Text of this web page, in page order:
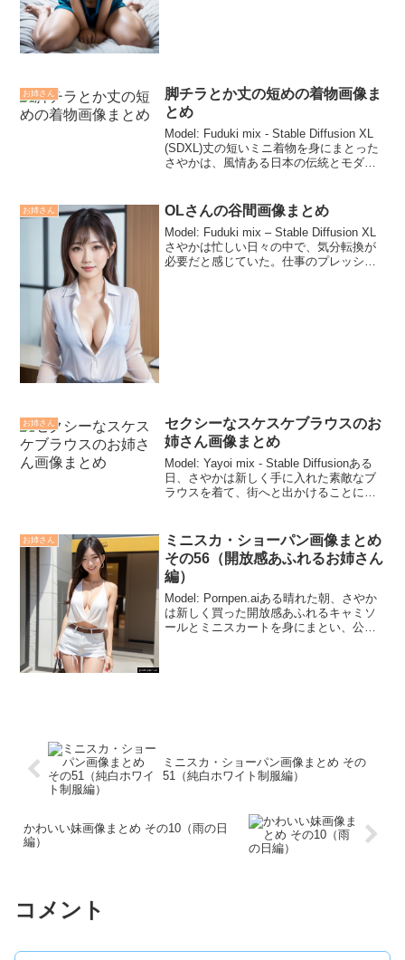
お姉さん
脚チラとか丈の短めの着物画像ま
とめ
Model: Fuduki mix - Stable Diffusion XL
(SDXL)丈の短いミニ着物を身にまとった
さやかは、風情ある日本の伝統とモダン
く、足首から...
お姉さん OLさんの谷間画像まとめ
Model: Fuduki mix – Stable Diffusion XL
さやかは忙しい日々の中で、気分転換が
必要だと感じていた。仕事のプレッシャ
お姉さん
セクシーなスケスケブラウスのお
姉さん画像まとめ
Model: Yayoi mix - Stable Diffusionある
日、さやかは新しく手に入れた素敵なブ
ラウスを着て、街へと出かけることにし
てていました。街に繰り...
お姉さん
ミニスカ・ショーパン画像まとめ
その56（開放感あふれるお姉さん
編）
Model: Pornpen.aiある晴れた朝、さやか
は新しく買った開放感あふれるキャミソ
ールとミニスカートを身にまとい、公園
ミニスカ・ショーパン画像まとめ その
51（純白ホワイト制服編）
かわいい妹画像まとめ その10（雨の日
編）
コメント